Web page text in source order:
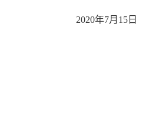
2020年7月15日